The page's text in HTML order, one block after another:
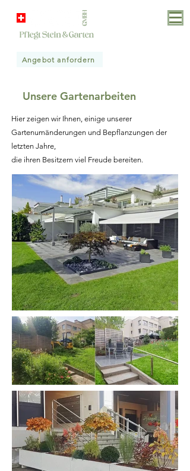
Angebot anfordern
Unsere Gartenarbeiten
Hier zeigen wir Ihnen, einige unserer
Gartenumänderungen und Bepflanzungen der
letzten Jahre,
die ihren Besitzern viel Freude bereiten.